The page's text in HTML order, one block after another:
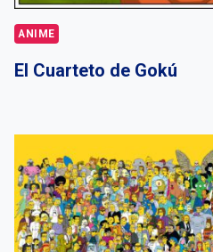
ANIME
El Cuarteto de Gokú